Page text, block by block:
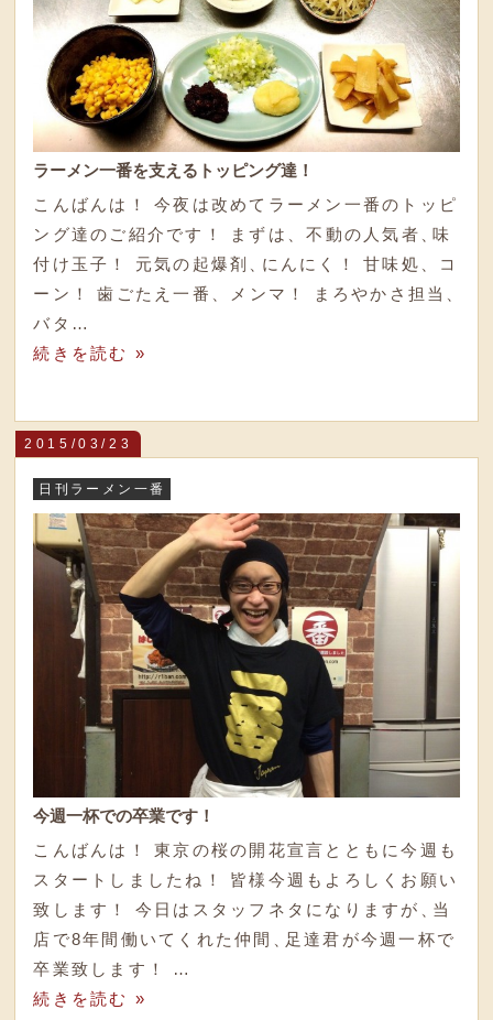
ラーメン一番を支えるトッピング達！
こんばんは！ 今夜は改めてラーメン一番のトッピ
ング達のご紹介です！ まずは
不動の人気者 、味
付け玉子！ 元気の起爆剤
、にんにく！ 甘味処
コ
ーン！ 歯ごたえ一番
メンマ！ まろやかさ担当
バタ…
続きを読む »
2015/03/23
日刊ラーメン一番
今週一杯での卒業です！
こんばんは！ 東京の桜の開花宣言とともに今週も
スタートしましたね！ 皆様今週もよろしくお願い
致します！ 今日はスタッフネタになりますが
、当
店で8年間働いてくれた仲間
、足達君が今週一杯で
卒業致します！ …
続きを読む »